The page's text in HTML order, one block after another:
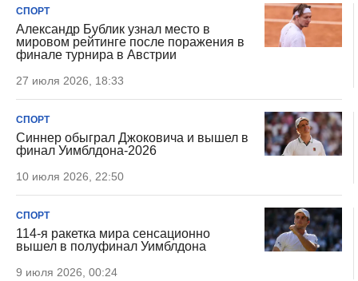
СПОРТ
Александр Бублик узнал место в
мировом рейтинге после поражения в
финале турнира в Австрии
27 июля 2026, 18:33
СПОРТ
Синнер обыграл Джоковича и вышел в
финал Уимблдона-2026
10 июля 2026, 22:50
СПОРТ
114-я ракетка мира сенсационно
вышел в полуфинал Уимблдона
9 июля 2026, 00:24